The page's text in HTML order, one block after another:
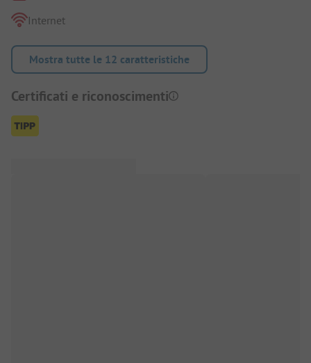
Internet
Mostra tutte le 12 caratteristiche
Certificati e riconoscimenti